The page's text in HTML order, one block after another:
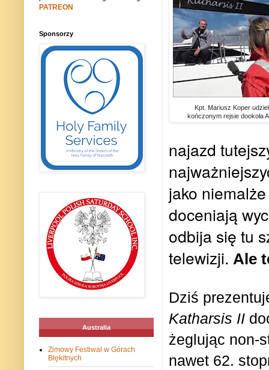
Kpt. Mariusz Koper
kończonym rejsie dookoła
najazd
jako
doceniają
odbija się tu
telewizji. Ale
Dziś
Katharsis II
żeglując non-
nawet 62.
PATREON
Sponsorzy
Australia
Zimowy Festiwal w Górach
Błękitnych